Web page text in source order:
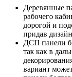
Деревянные
рабочего
дорогой и
придав
ДСП панели
так как в
вариант